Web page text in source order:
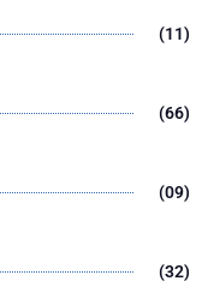
(11)
(66)
(09)
(32)